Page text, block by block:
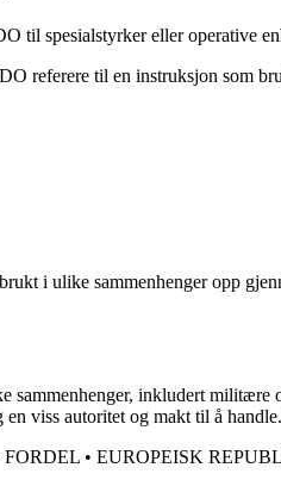
spesialstyrker eller operative
referere til en instruksjon som
i ulike sammenhenger opp
inkludert militære
viss autoritet og makt til å handle.
FORDEL • EUROPEISK